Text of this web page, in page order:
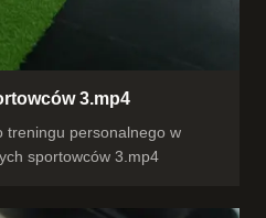
3.mp4
treningu personalnego w
sportowców 3.mp4